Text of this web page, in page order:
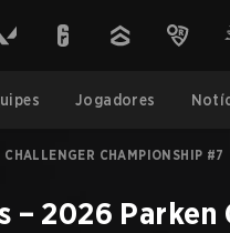
Jogadores
CHAMPIONSHIP #7
– 2026 Parken